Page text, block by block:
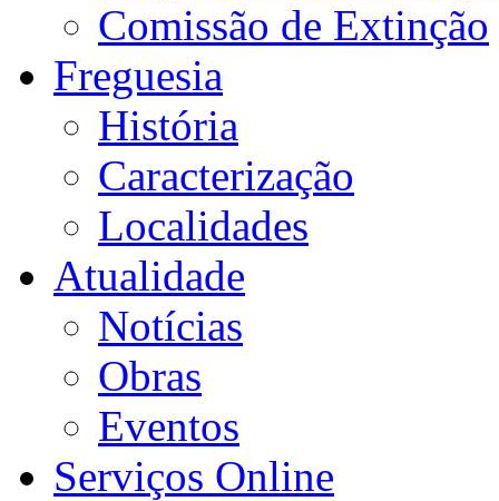
Comissão de Extinção
Freguesia
História
Caracterização
Localidades
Atualidade
Notícias
Obras
Eventos
Serviços Online